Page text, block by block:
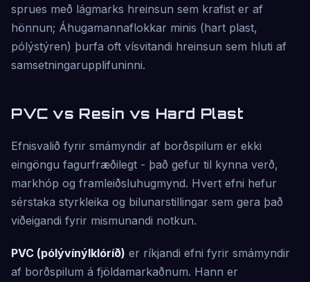
sprues með lágmarks hreinsun sem krafist er af
hönnun; Áhugamannaflokkar minis (hart plast,
pólýstýren) þurfa oft vísvitandi hreinsun sem hluti af
samsetningarupplifuninni.
PVC vs Resin vs Hard Plast
Efnisvalið fyrir smámyndir af borðspilum er ekki
eingöngu fagurfræðilegt - það gefur til kynna verð,
markhóp og framleiðsluhugmynd. Hvert efni hefur
sérstaka styrkleika og bilunarstillingar sem gera það
viðeigandi fyrir mismunandi notkun.
PVC (pólývínýlklóríð) er ríkjandi efni fyrir smámyndir
af borðspilum á fjöldamarkaðnum. Hann er